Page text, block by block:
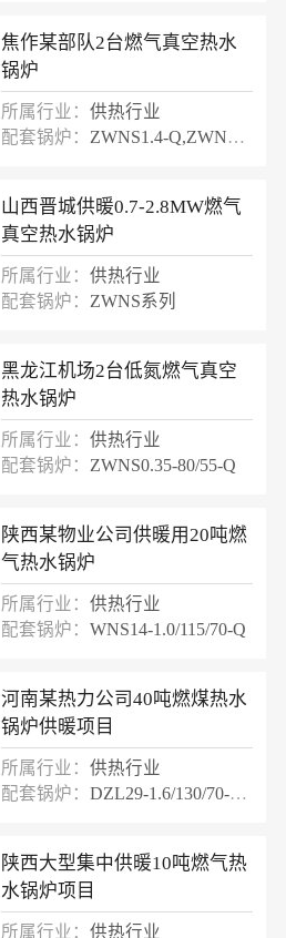
焦作某部队2台燃气真空热水
锅炉
所属行业：供热行业
配套锅炉： ZWNS1.4-Q,ZWNS2.1-Q
山西晋城供暖0.7-2.8MW燃气
真空热水锅炉
所属行业：供热行业
配套锅炉： ZWNS系列
黑龙江机场2台低氮燃气真空
热水锅炉
所属行业：供热行业
配套锅炉： ZWNS0.35-80/55-Q
陕西某物业公司供暖用20吨燃
气热水锅炉
所属行业：供热行业
配套锅炉：WNS14-1.0/115/70-Q
河南某热力公司40吨燃煤热水
锅炉供暖项目
所属行业：供热行业
配套锅炉：DZL29-1.6/130/70-AII
陕西大型集中供暖10吨燃气热
水锅炉项目
所属行业：供热行业